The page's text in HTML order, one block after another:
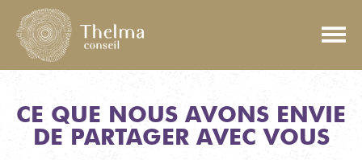
CE QUE NOUS AVONS ENVIE
DE PARTAGER AVEC VOUS